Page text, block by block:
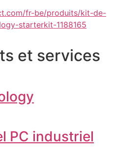
fr-be/produits/kit-de-
starterkit-1188165
et services
PC industriel